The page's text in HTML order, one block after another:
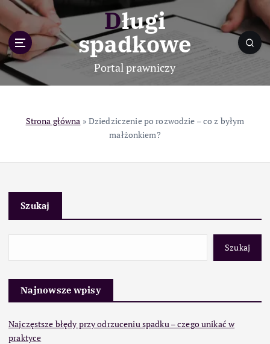
p
o
c
Długi
spadkowe
Portal prawniczy
Strona główna » Dziedziczenie po rozwodzie – co z byłym
małżonkiem?
Szukaj
Szukaj
Najnowsze wpisy
Najczęstsze błędy przy odrzuceniu spadku – czego unikać w
praktyce